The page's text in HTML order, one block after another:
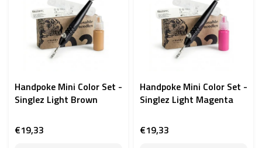
Handpoke Mini Color Set -
Singlez Light Brown
€19,33
Handpoke Mini Color Set -
Singlez Light Magenta
€19,33